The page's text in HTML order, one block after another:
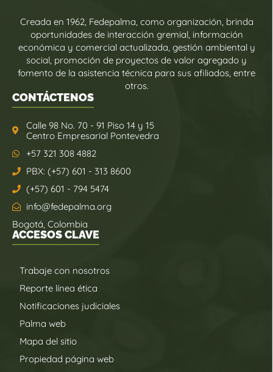
Creada en 1962, Fedepalma, como organización, brinda
oportunidades de interacción gremial, información
económica y comercial actualizada, gestión ambiental y
social, promoción de proyectos de valor agregado y
fomento de la asistencia técnica para sus afiliados, entre
otros.
CONTÁCTENOS
Calle 98 No. 70 - 91 Piso 14 y 15
Centro Empresarial Pontevedra
+57 321 308 4882
PBX: (+57) 601 - 313 8600
(+57) 601 - 794 5474
info@fedepalma.org
Bogotá, Colombia
ACCESOS CLAVE
Trabaje con nosotros
Reporte línea ética
Notificaciones judiciales
Palma web
Mapa del sitio
Propiedad página web